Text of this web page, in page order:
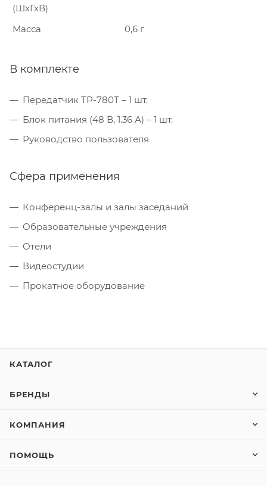
(ШхГхВ)
Масса 0,6 г
В комплекте
Передатчик TP-780T – 1 шт.
Блок питания (48 В, 1.36 А) – 1 шт.
Руководство пользователя
Сфера применения
Конференц-залы и залы заседаний
Образовательные учреждения
Отели
Видеостудии
Прокатное оборудование
КАТАЛОГ
БРЕНДЫ
КОМПАНИЯ
ПОМОЩЬ